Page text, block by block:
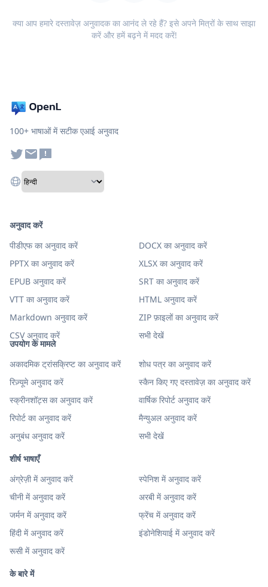
क्या आप हमारे दस्तावेज़ अनुवादक का आनंद ले रहे हैं? इसे अपने मित्रों के साथ साझा
करें और हमें बढ़ने में मदद करें!
100+ भाषाओं में सटीक एआई अनुवाद
उपयोग के मामले
अकादमिक ट्रांसक्रिप्ट का अनुवाद करें
शोध पत्र का अनुवाद करें
रिज़्यूमे अनुवाद करें
स्कैन किए गए दस्तावेज़ का अनुवाद करें
स्क्रीनशॉट्स का अनुवाद करें
वार्षिक रिपोर्ट अनुवाद करें
रिपोर्ट का अनुवाद करें
मैन्युअल अनुवाद करें
अनुबंध अनुवाद करें
सभी देखें
शीर्ष भाषाएँ
अंग्रेज़ी में अनुवाद करें
स्पेनिश में अनुवाद करें
चीनी में अनुवाद करें
अरबी में अनुवाद करें
जर्मन में अनुवाद करें
फ्रेंच में अनुवाद करें
हिंदी में अनुवाद करें
इंडोनेशियाई में अनुवाद करें
रूसी में अनुवाद करें
अनुवाद करें
पीडीएफ का अनुवाद करें
DOCX का अनुवाद करें
PPTX का अनुवाद करें
XLSX का अनुवाद करें
EPUB अनुवाद करें
SRT का अनुवाद करें
VTT का अनुवाद करें
HTML अनुवाद करें
Markdown अनुवाद करें
ZIP फ़ाइलों का अनुवाद करें
CSV अनुवाद करें
सभी देखें
के बारे में